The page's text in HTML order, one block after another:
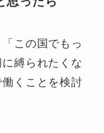
この国でもっ
縛られたくな
くことを検討